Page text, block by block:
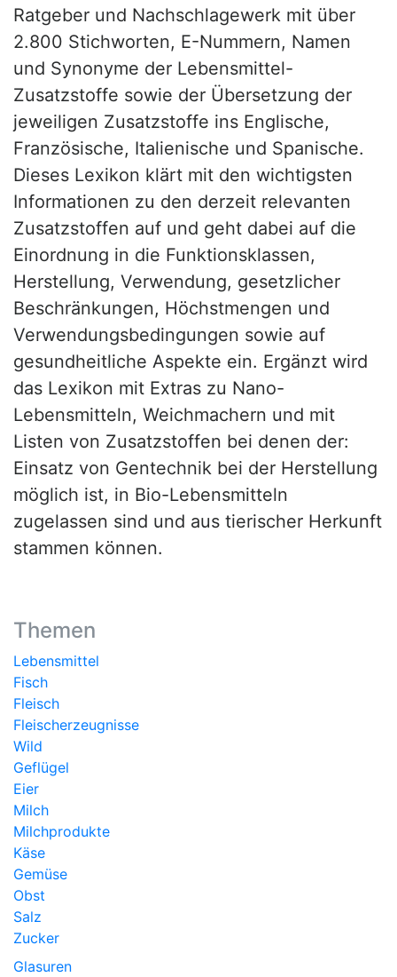
Ratgeber und Nachschlagewerk mit über
2.800 Stichworten, E-Nummern, Namen
und Synonyme der Lebensmittel-
Zusatzstoffe sowie der Übersetzung der
jeweiligen Zusatzstoffe ins Englische,
Französische, Italienische und Spanische.
Dieses Lexikon klärt mit den wichtigsten
Informationen zu den derzeit relevanten
Zusatzstoffen auf und geht dabei auf die
Einordnung in die Funktionsklassen,
Herstellung, Verwendung, gesetzlicher
Beschränkungen, Höchstmengen und
Verwendungsbedingungen sowie auf
gesundheitliche Aspekte ein. Ergänzt wird
das Lexikon mit Extras zu Nano-
Lebensmitteln, Weichmachern und mit
Listen von Zusatzstoffen bei denen der:
Einsatz von Gentechnik bei der Herstellung
möglich ist, in Bio-Lebensmitteln
zugelassen sind und aus tierischer Herkunft
stammen können.
Themen
Lebensmittel
Fisch
Fleisch
Fleischerzeugnisse
Wild
Geflügel
Eier
Milch
Milchprodukte
Käse
Gemüse
Obst
Salz
Zucker
Glasuren